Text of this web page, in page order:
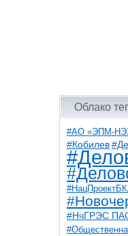
Облако
#АО «ЭПМ-
#Кобилев
#НчГРЭС